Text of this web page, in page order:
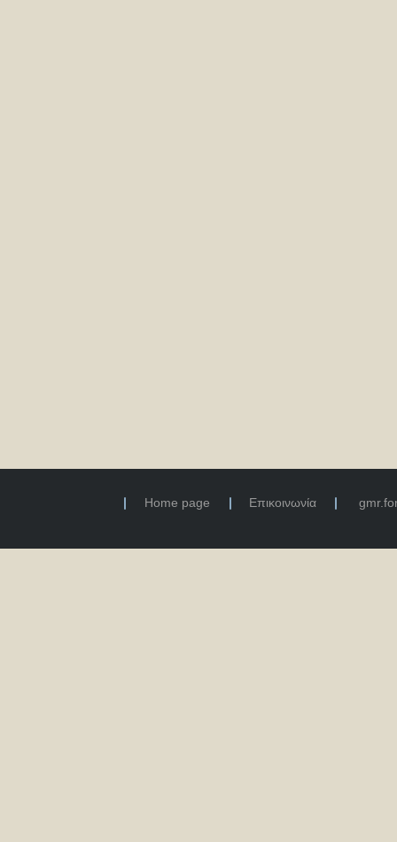
Home page Επικοινωνία